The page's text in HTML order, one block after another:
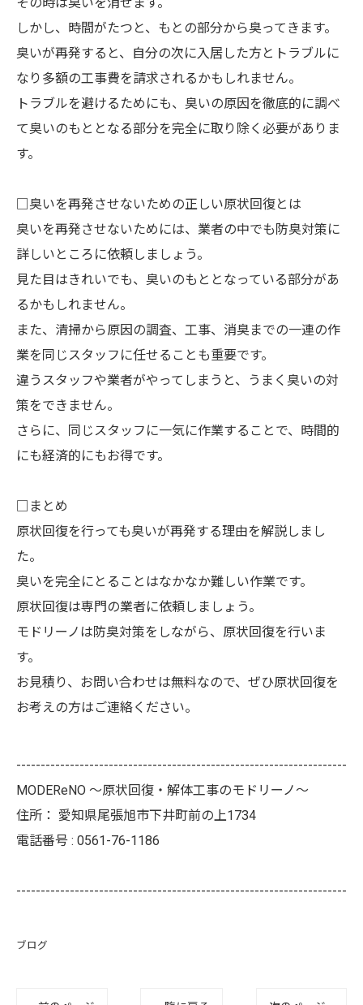
しかし、時間がたつと、もとの部分から臭ってきます。
臭いが再発すると、自分の次に入居した方とトラブルに
なり多額の工事費を請求されるかもしれません。
トラブルを避けるためにも、臭いの原因を徹底的に調べ
て臭いのもととなる部分を完全に取り除く必要がありま
す。
□臭いを再発させないための正しい原状回復とは
臭いを再発させないためには、業者の中でも防臭対策に
詳しいところに依頼しましょう。
見た目はきれいでも、臭いのもととなっている部分があ
るかもしれません。
また、清掃から原因の調査、工事、消臭までの一連の作
業を同じスタッフに任せることも重要です。
違うスタッフや業者がやってしまうと、うまく臭いの対
策をできません。
さらに、同じスタッフに一気に作業することで、時間的
にも経済的にもお得です。
□まとめ
原状回復を行っても臭いが再発する理由を解説しまし
た。
臭いを完全にとることはなかなか難しい作業です。
原状回復は専門の業者に依頼しましょう。
モドリーノは防臭対策をしながら、原状回復を行いま
す。
お見積り、お問い合わせは無料なので、ぜひ原状回復を
お考えの方はご連絡ください。
--------------------------------------------------------------------
MODEReNO ～原状回復・解体工事のモドリーノ～
住所： 愛知県尾張旭市下井町前の上1734
電話番号 : 0561-76-1186
--------------------------------------------------------------------
ブログ